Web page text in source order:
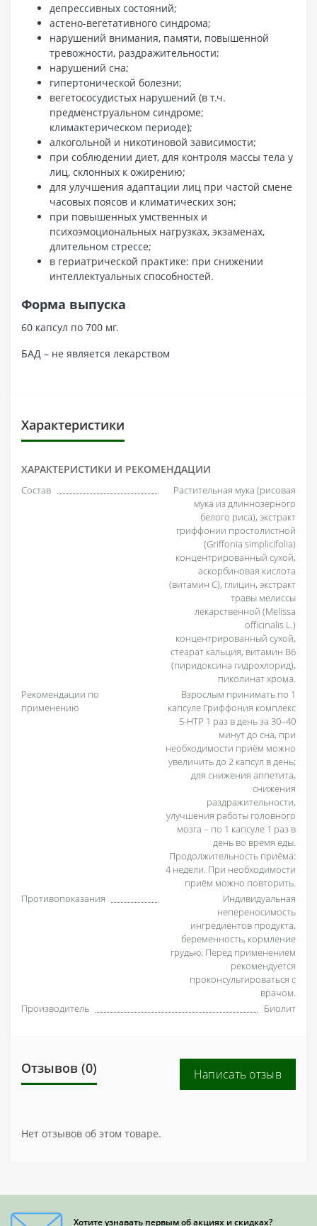
депрессивных состояний;
астено-вегетативного синдрома;
нарушений внимания, памяти, повышенной
тревожности, раздражительности;
нарушений сна;
гипертонической болезни;
вегетососудистых нарушений (в т.ч.
предменструальном синдроме;
климактерическом периоде);
алкогольной и никотиновой зависимости;
при соблюдении диет, для контроля массы тела у
лиц, склонных к ожирению;
для улучшения адаптации лиц при частой смене
часовых поясов и климатических зон;
при повышенных умственных и
психоэмоциональных нагрузках, экзаменах,
длительном стрессе;
в гериатрической практике: при снижении
интеллектуальных способностей.
Форма выпуска
60 капсул по 700 мг.
БАД – не является лекарством
Характеристики
ХАРАКТЕРИСТИКИ И РЕКОМЕНДАЦИИ
Состав
Растительная мука (рисовая
мука из длиннозерного
белого риса), экстракт
гриффонии простолистной
(Griffonia simplicifolia)
концентрированный сухой,
аскорбиновая кислота
(витамин С), глицин, экстракт
травы мелиссы
лекарственной (Melissa
officinalis L.)
концентрированный сухой,
стеарат кальция, витамин В6
(пиридоксина гидрохлорид),
пиколинат хрома.
Рекомендации по
применению
Взрослым принимать по 1
капсуле Гриффония комплекс
5-HTP 1 раз в день за 30–40
минут до сна, при
необходимости приём можно
увеличить до 2 капсул в день;
для снижения аппетита,
снижения
раздражительности,
улучшения работы головного
мозга – по 1 капсуле 1 раз в
день во время еды.
Продолжительность приёма:
4 недели. При необходимости
приём можно повторить.
Противопоказания
Индивидуальная
непереносимость
ингредиентов продукта,
беременность, кормление
грудью. Перед применением
рекомендуется
проконсультироваться с
врачом.
Производитель
Биолит
Отзывов (0) Написать отзыв
Нет отзывов об этом товаре.
Хотите узнавать первым об акциях и скидках?